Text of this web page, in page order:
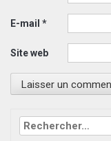
E-mail *
Site web
Rechercher :